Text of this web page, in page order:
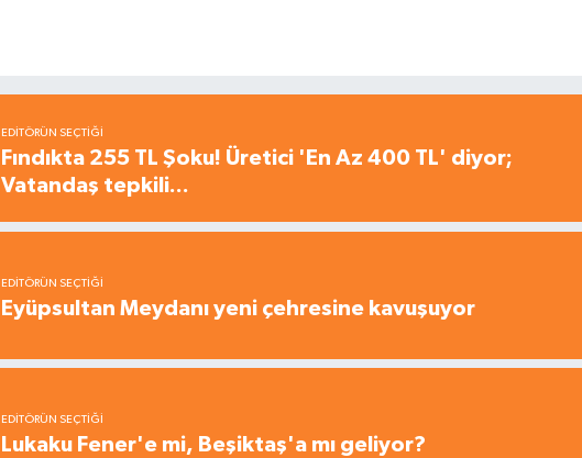
EDITÖRÜN SEÇTIĞI
Fındıkta 255 TL Şoku! Üretici 'En Az 400 TL' diyor;
Vatandaş tepkili...
EDITÖRÜN SEÇTIĞI
Eyüpsultan Meydanı yeni çehresine kavuşuyor
EDITÖRÜN SEÇTIĞI
Lukaku Fener'e mi, Beşiktaş'a mı geliyor?